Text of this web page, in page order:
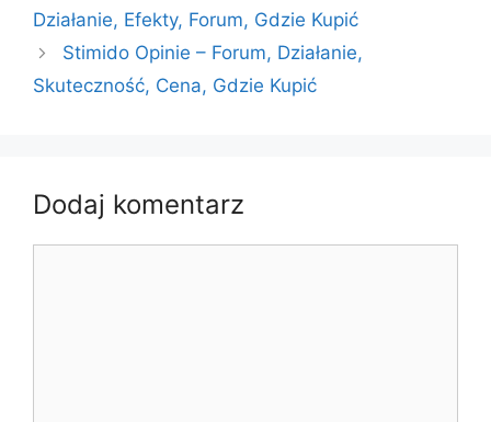
Działanie, Efekty, Forum, Gdzie Kupić
Stimido Opinie – Forum, Działanie,
Skuteczność, Cena, Gdzie Kupić
Dodaj komentarz